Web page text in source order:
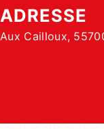
ADRESSE
Aux Cailloux,